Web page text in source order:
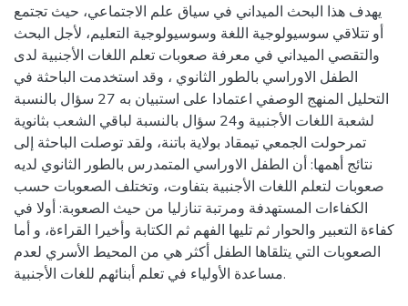
يهدف هذا البحث الميداني في سياق علم الاجتماعي، حيث تجتمع
أو تتلاقي سوسيولوجية اللغة وسوسيولوجية التعليم، لأجل البحث
والتقصي الميداني في معرفة صعوبات تعلم اللغات الأجنبية لدى
الطفل الاوراسي بالطور الثانوي ، وقد استخدمت الباحثة في
التحليل المنهج الوصفي اعتمادا على استبيان به 27 سؤال بالنسبة
لشعبة اللغات الأجنبية و24 سؤال بالنسبة لباقي الشعب بثانوية
تمرحولت الجمعي تيمقاد بولاية باتنة، ولقد توصلت الباحثة إلى
نتائج أهمها: أن الطفل الاوراسي المتمدرس بالطور الثانوي لديه
صعوبات لتعلم اللغات الأجنبية بتفاوت، وتختلف الصعوبات حسب
الكفاءات المستهدفة ومرتبة تنازليا من حيث الصعوبة: أولا في
كفاءة التعبير والحوار ثم تليها الفهم ثم الكتابة وأخيرا القراءة، و أما
الصعوبات التي يتلقاها الطفل أكثر هي من المحيط الأسري لعدم
مساعدة الأولياء في تعلم أبنائهم للغات الأجنبية.